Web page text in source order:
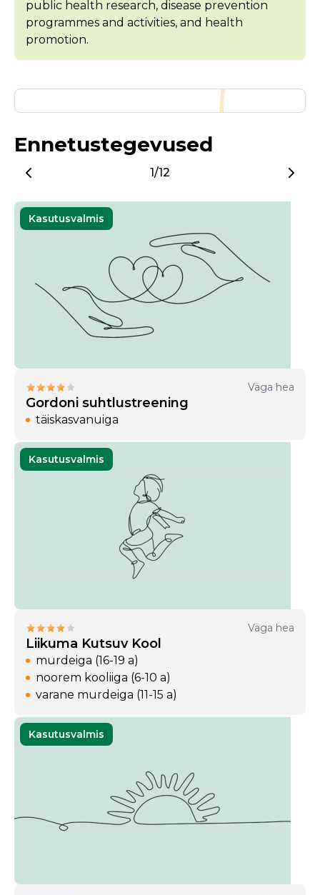
public health research, disease prevention
programmes and activities, and health
promotion.
Ennetustegevused
1/12
Kasutusvalmis
Väga hea
Gordoni suhtlustreening
täiskasvanuiga
Kasutusvalmis
Väga hea
Liikuma Kutsuv Kool
murdeiga (16-19 a)
noorem kooliiga (6-10 a)
varane murdeiga (11-15 a)
Kasutusvalmis